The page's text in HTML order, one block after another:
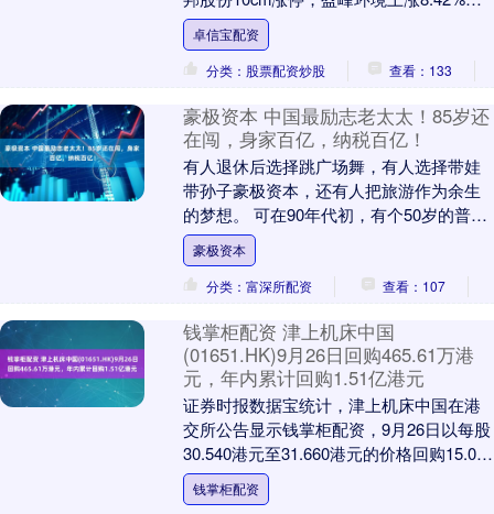
信宝配资，中国长城上涨....
卓信宝配资
分类：股票配资炒股
查看：133
豪极资本 中国最励志老太太！85岁还
在闯，身家百亿，纳税百亿！
有人退休后选择跳广场舞，有人选择带娃
带孙子豪极资本，还有人把旅游作为余生
的梦想。 可在90年代初，有个50岁的普通
女工却做了一个惊人的决定：创业。 34年
过去了....
豪极资本
分类：富深所配资
查看：107
钱掌柜配资 津上机床中国
(01651.HK)9月26日回购465.61万港
元，年内累计回购1.51亿港元
证券时报数据宝统计，津上机床中国在港
交所公告显示钱掌柜配资，9月26日以每股
30.540港元至31.660港元的价格回购15.00
万股，回购金额达465.61万....
钱掌柜配资